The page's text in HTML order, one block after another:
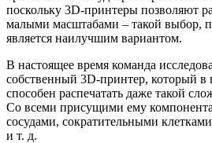
поскольку 3D-принтеры позволяют
малыми масштабами – такой выбор,
является наилучшим вариантом.
В настоящее время команда
собственный 3D-принтер, который в
способен распечатать даже такой
Со всеми присущими ему
сосудами, сократительными
и т. д.